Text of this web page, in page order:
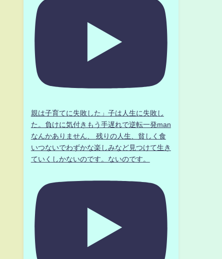
親は子育てに失敗した」子は人生に失敗し
た。負けに気付きもう手遅れで逆転一発man
なんかありません、 残りの人生、貧しく食
いつないでわずかな楽しみなど見つけて生き
ていくしかないのです。ないのです。